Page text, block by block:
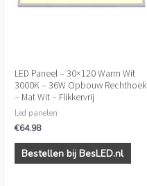
LED Paneel – 30×120 Warm Wit
3000K – 36W Opbouw Rechthoek
– Mat Wit – Flikkervrij
Led panelen
€64.98
Bestellen bij BesLED.nl